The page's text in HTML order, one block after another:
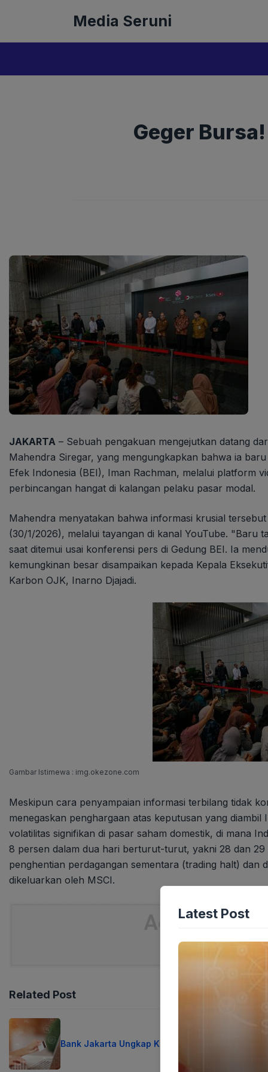
Media Seruni
Geger
JAKARTA – Sebuah pengakuan mengejutkan datang
Mahendra Siregar, yang mengungkapkan bahwa ia
Efek Indonesia (BEI), Iman Rachman, melalui platform
perbincangan hangat di kalangan pelaku pasar modal.
Mahendra menyatakan bahwa informasi krusial
(30/1/2026), melalui tayangan di kanal YouTube. "Baru
saat ditemui usai konferensi pers di Gedung BEI. Ia
kemungkinan besar disampaikan kepada Kepala
Karbon OJK, Inarno Djajadi.
Gambar Istimewa : img.okezone.com
Meskipun cara penyampaian informasi terbilang tidak
menegaskan penghargaan atas keputusan yang
volatilitas signifikan di pasar saham domestik, di mana
8 persen dalam dua hari berturut-turut, yakni 28 dan
penghentian perdagangan sementara (trading halt) dan
dikeluarkan oleh MSCI.
Related Post
Bank Jakarta Ungkap Kunci Sukses Era Digital
Latest Post